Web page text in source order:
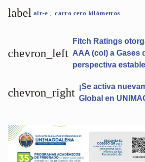
label air-e carro cero kilómetros
chevron_left
Fitch Ratings
AAA (col) a Gases
perspectiva estable
¡Se activa
Global en
chevron_right